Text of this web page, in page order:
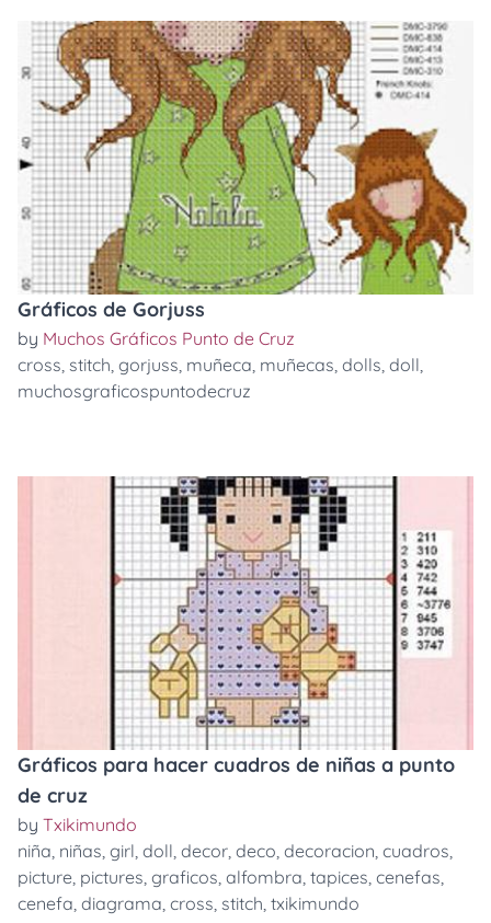
Gráficos de Gorjuss
by Muchos Gráficos Punto de Cruz
cross, stitch, gorjuss, muñeca, muñecas, dolls, doll,
muchosgraficospuntodecruz
Gráficos para hacer cuadros de niñas a punto
de cruz
by Txikimundo
niña, niñas, girl, doll, decor, deco, decoracion, cuadros,
picture, pictures, graficos, alfombra, tapices, cenefas,
cenefa, diagrama, cross, stitch, txikimundo